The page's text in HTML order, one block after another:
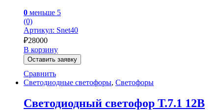
0 меньше 5
(0)
Артикул: Snet40
₽28000
В корзину
Оставить заявку
Сравнить
Светодиодные светофоры, Светофоры
Светодиодный светофор Т.7.1 12В